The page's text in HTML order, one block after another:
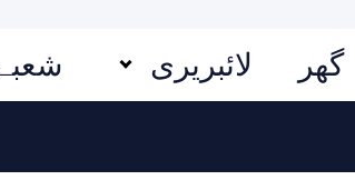
گھر لائبریری